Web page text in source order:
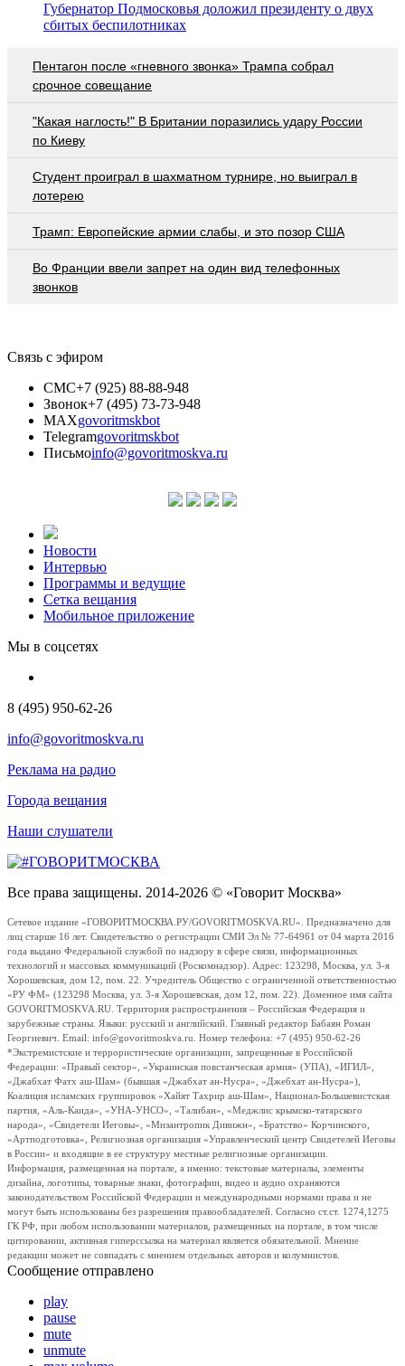
Губернатор Подмосковья доложил президенту о двух
сбитых беспилотниках
Пентагон после «гневного звонка» Трампа собрал
срочное совещание
"Какая наглость!" В Британии поразились удару России
по Киеву
Студент проиграл в шахматном турнире, но выиграл в
лотерею
Трамп: Европейские армии слабы, и это позор США
Во Франции ввели запрет на один вид телефонных
звонков
Связь с эфиром
СМС+7 (925) 88-88-948
Звонок+7 (495) 73-73-948
MAXgovoritmskbot
Telegramgovoritmskbot
Письмоinfo@govoritmoskva.ru
Новости
Интервью
Программы и ведущие
Сетка вещания
Мобильное приложение
Мы в соцсетях
8 (495) 950-62-26
info@govoritmoskva.ru
Реклама на радио
Города вещания
Наши слушатели
Все права защищены. 2014-2026 © «Говорит Москва»
Сетевое издание «ГОВОРИТМОСКВА.РУ/GOVORITMOSKVA.RU». Предназначено для
лиц старше 16 лет. Свидетельство о регистрации СМИ Эл № 77-64961 от 04 марта 2016
года выдано Федеральной службой по надзору в сфере связи, информационных
технологий и массовых коммуникаций (Роскомнадзор). Адрес: 123298, Москва, ул. 3-я
Хорошевская, дом 12, пом. 22. Учредитель Общество с ограниченной ответственностью
«РУ ФМ» (123298 Москва, ул. 3-я Хорошевская, дом 12, пом. 22). Доменное имя сайта
GOVORITMOSKVA.RU. Территория распространения – Российская Федерация и
зарубежные страны. Языки: русский и английский. Главный редактор Бабаян Роман
Георгиевич. Email: info@govoritmoskva.ru. Номер телефона: +7 (495) 950-62-26
*Экстремистские и террористические организации, запрещенные в Российской
Федерации: «Правый сектор», «Украинская повстанческая армия» (УПА), «ИГИЛ»,
«Джабхат Фатх аш-Шам» (бывшая «Джабхат ан-Нусра», «Джебхат ан-Нусра»),
Коалиция исламских группировок «Хайят Тахрир аш-Шам», Национал-Большевистская
партия, «Аль-Каида», «УНА-УНСО», «Талибан», «Меджлис крымско-татарского
народа», «Свидетели Иеговы», «Мизантропик Дивижн», «Братство» Корчинского,
«Артподготовка», Религиозная организация «Управленческий центр Свидетелей Иеговы
в России» и входящие в ее структуру местные религиозные организации.
Информация, размещенная на портале, а именно: текстовые материалы, элементы
дизайна, логотипы, товарные знаки, фотографии, видео и аудио охраняются
законодательством Российской Федерации и международными нормами права и не
могут быть использованы без разрешения правообладателей. Согласно ст.ст. 1274,1275
ГК РФ, при любом использовании материалов, размещенных на портале, в том числе
цитировании, активная гиперссылка на материал является обязательной. Мнение
редакции может не совпадать с мнением отдельных авторов и колумнистов.
Сообщение отправлено
play
pause
mute
unmute